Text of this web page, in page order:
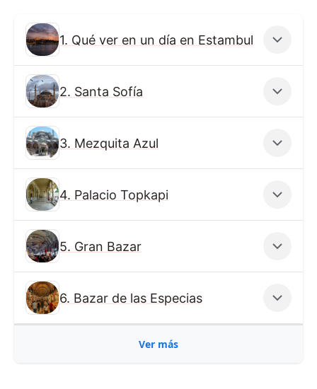
1. Qué ver en un día en Estambul
2. Santa Sofía
3. Mezquita Azul
4. Palacio Topkapi
5. Gran Bazar
6. Bazar de las Especias
Ver más